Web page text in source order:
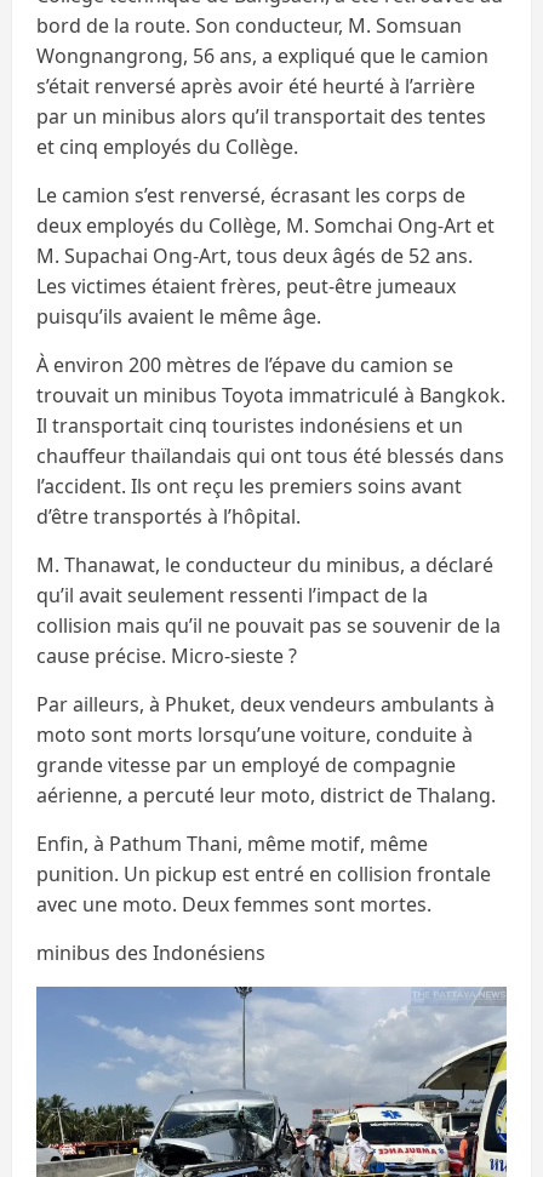
bord de la route. Son conducteur, M. Somsuan
Wongnangrong, 56 ans, a expliqué que le camion
s’était renversé après avoir été heurté à l’arrière
par un minibus alors qu’il transportait des tentes
et cinq employés du Collège.
Le camion s’est renversé, écrasant les corps de
deux employés du Collège, M. Somchai Ong-Art et
M. Supachai Ong-Art, tous deux âgés de 52 ans.
Les victimes étaient frères, peut-être jumeaux
puisqu’ils avaient le même âge.
À environ 200 mètres de l’épave du camion se
trouvait un minibus Toyota immatriculé à Bangkok.
Il transportait cinq touristes indonésiens et un
chauffeur thaïlandais qui ont tous été blessés dans
l’accident. Ils ont reçu les premiers soins avant
d’être transportés à l’hôpital.
M. Thanawat, le conducteur du minibus, a déclaré
qu’il avait seulement ressenti l’impact de la
collision mais qu’il ne pouvait pas se souvenir de la
cause précise. Micro-sieste ?
Par ailleurs, à Phuket, deux vendeurs ambulants à
moto sont morts lorsqu’une voiture, conduite à
grande vitesse par un employé de compagnie
aérienne, a percuté leur moto, district de Thalang.
Enfin, à Pathum Thani, même motif, même
punition. Un pickup est entré en collision frontale
avec une moto. Deux femmes sont mortes.
minibus des Indonésiens